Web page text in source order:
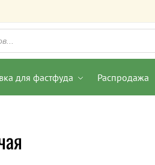
для фастфуда Распродажа